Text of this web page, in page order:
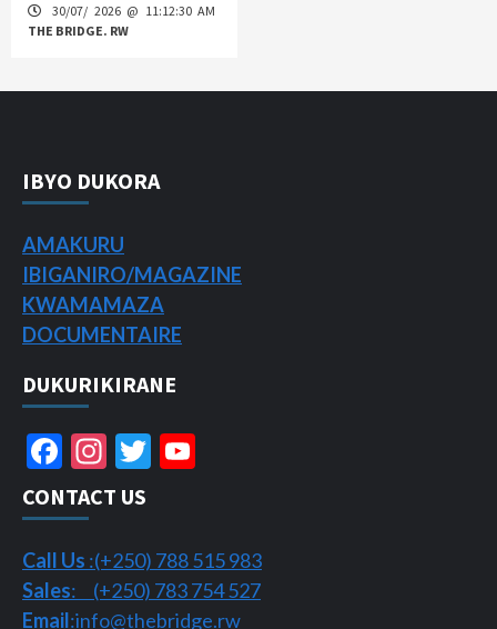
30/07/ 2026 @ 11:12:30 AM
THE BRIDGE. RW
IBYO DUKORA
AMAKURU
IBIGANIRO/MAGAZINE
KWAMAMAZA
DOCUMENTAIRE
DUKURIKIRANE
Facebook
Instagram
Twitter
CONTACT US
Call Us :(+250) 788 515 983
Sales: (+250) 783 754 527
Email:info@thebridge.rw